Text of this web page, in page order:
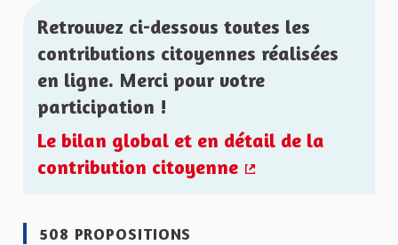
Retrouvez ci-dessous toutes les
contributions citoyennes réalisées
en ligne. Merci pour votre
participation !
Le bilan global et en détail de la
contribution citoyenne
508 PROPOSITIONS